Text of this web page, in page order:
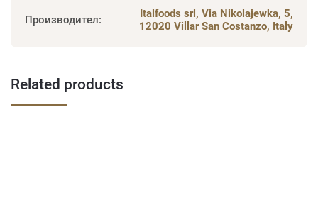
Производител:
Italfoods srl, Via Nikolajewka, 5,
12020 Villar San Costanzo, Italy
Related products